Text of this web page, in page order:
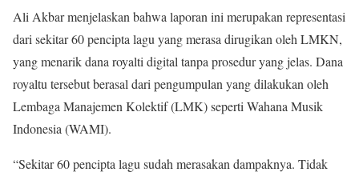
Ali Akbar menjelaskan bahwa laporan ini merupakan representasi
dari sekitar 60 pencipta lagu yang merasa dirugikan oleh LMKN,
yang menarik dana royalti digital tanpa prosedur yang jelas. Dana
royaltu tersebut berasal dari pengumpulan yang dilakukan oleh
Lembaga Manajemen Kolektif (LMK) seperti Wahana Musik
Indonesia (WAMI).
“Sekitar 60 pencipta lagu sudah merasakan dampaknya. Tidak